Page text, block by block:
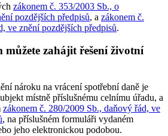
zákonem č. 353/2003 Sb., o
pozdějších předpisů, a zákonem č.
ve znění pozdějších předpisů.
můžete zahájit řešení životní
nároku na vrácení spotřební daně je
místně příslušnému celnímu úřadu, a
zákonem č. 280/2009 Sb., daňový řád, ve
, na příslušném formuláři vydaném
jeho elektronickou podobou.